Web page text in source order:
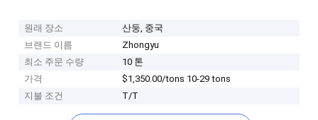
원래 장소
산둥, 중국
브랜드 이름
Zhongyu
최소 주문 수량
10 톤
가격
$1,350.00/tons 10-29 tons
지불 조건
T/T